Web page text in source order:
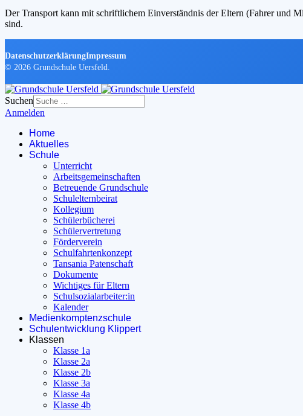
Der Transport kann mit schriftlichem Einverständnis der Eltern (Fahrer und
sind.
DatenschutzerklärungImpressum
© 2026 Grundschule Uersfeld.
Suchen
Anmelden
Home
Aktuelles
Schule
Unterricht
Arbeitsgemeinschaften
Betreuende Grundschule
Schulelternbeirat
Kollegium
Schülerbücherei
Schülervertretung
Förderverein
Schulfahrtenkonzept
Tansania Patenschaft
Dokumente
Wichtiges für Eltern
Schulsozialarbeiter:in
Kalender
Medienkomptenzschule
Schulentwicklung Klippert
Klassen
Klasse 1a
Klasse 2a
Klasse 2b
Klasse 3a
Klasse 4a
Klasse 4b